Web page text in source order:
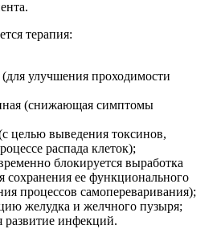
терапия:
(для улучшения проходимости
(снижающая симптомы
целью выведения токсинов,
распада клеток);
блокируется выработка
ее функционального
процессов самопереваривания);
желудка и желчного пузыря;
инфекций.